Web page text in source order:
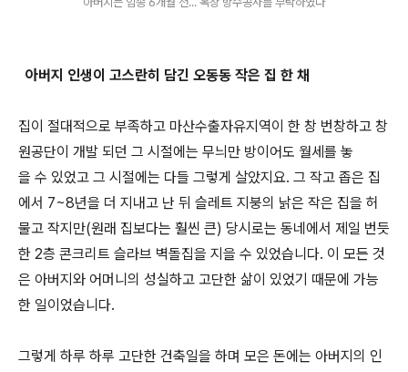
아버지 인생이 고스란히 담긴 오동동 작은 집 한 채
집이 절대적으로 부족하고 마산수출자유지역이 한 창 번창하고 창
원공단이 개발 되던 그 시절에는 무늬만 방이어도 월세를 놓
을 수 있었고 그 시절에는 다들 그렇게 살았지요. 그 작고 좁은 집
에서 7~8년을 더 지내고 난 뒤 슬레트 지붕의 낡은 작은 집을 허
물고 작지만(원래 집보다는 훨씬 큰) 당시로는 동네에서 제일 번듯
한 2층 콘크리트 슬라브 벽돌집을 지을 수 있었습니다. 이 모든 것
은 아버지와 어머니의 성실하고 고단한 삶이 있었기 때문에 가능
한 일이었습니다.
그렇게 하루 하루 고단한 건축일을 하며 모은 돈에는 아버지의 인